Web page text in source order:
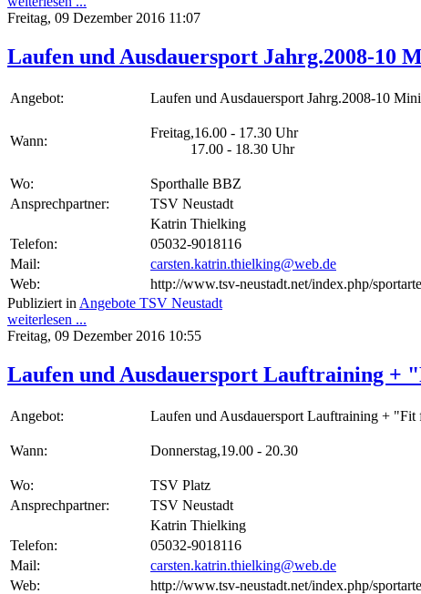
Freitag, 09 Dezember 2016 11:07
Laufen und Ausdauersport Jahrg.2008-10
Angebot: Laufen und Ausdauersport Jahrg.2008-10
Wann:
Freitag,16.00 - 17.30 Uhr
17.00 - 18.30 Uhr
Wo:
Sporthalle BBZ
Ansprechpartner:
TSV Neustadt
Katrin Thielking
Telefon:
05032-9018116
Mail:
carsten.katrin.thielking@web.de
Web:
http://www.tsv-neustadt.net/index.php/
Publiziert in Angebote TSV Neustadt
weiterlesen ...
Freitag, 09 Dezember 2016 10:55
Laufen und Ausdauersport Lauftraining +
Angebot: Laufen und Ausdauersport Lauftraining +
Wann: Donnerstag,19.00 - 20.30
Wo:
TSV Platz
Ansprechpartner:
TSV Neustadt
Katrin Thielking
Telefon:
05032-9018116
Mail:
carsten.katrin.thielking@web.de
Web:
http://www.tsv-neustadt.net/index.php/